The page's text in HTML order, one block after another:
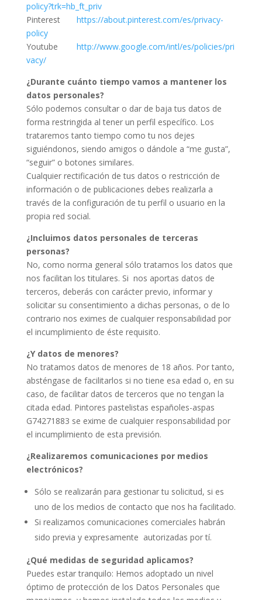
policy?trk=hb_ft_priv
Pinterest
https://about.pinterest.com/es/privacy-
policy
Youtube
http://www.google.com/intl/es/policies/pri
vacy/
¿Durante cuánto tiempo vamos a mantener los
datos personales?
Sólo podemos consultar o dar de baja tus datos de
forma restringida al tener un perfil específico. Los
trataremos tanto tiempo como tu nos dejes
siguiéndonos, siendo amigos o dándole a “me gusta”,
“seguir” o botones similares.
Cualquier rectificación de tus datos o restricción de
información o de publicaciones debes realizarla a
través de la configuración de tu perfil o usuario en la
propia red social.
¿Incluimos datos personales de terceras
personas?
No, como norma general sólo tratamos los datos que
nos facilitan los titulares. Si nos aportas datos de
terceros, deberás con carácter previo, informar y
solicitar su consentimiento a dichas personas, o de lo
contrario nos eximes de cualquier responsabilidad por
el incumplimiento de éste requisito.
¿Y datos de menores?
No tratamos datos de menores de 18 años. Por tanto,
absténgase de facilitarlos si no tiene esa edad o, en su
caso, de facilitar datos de terceros que no tengan la
citada edad. Pintores pastelistas españoles-aspas
G74271883 se exime de cualquier responsabilidad por
el incumplimiento de esta previsión.
¿Realizaremos comunicaciones por medios
electrónicos?
Sólo se realizarán para gestionar tu solicitud, si es
uno de los medios de contacto que nos ha facilitado.
Si realizamos comunicaciones comerciales habrán
sido previa y expresamente autorizadas por tí.
¿Qué medidas de seguridad aplicamos?
Puedes estar tranquilo: Hemos adoptado un nivel
óptimo de protección de los Datos Personales que